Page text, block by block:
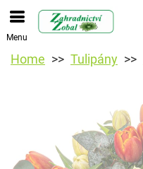
Menu
Home Tulipány